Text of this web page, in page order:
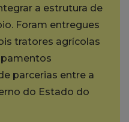
a estrutura de
Foram entregues
tratores agrícolas
parcerias entre a
do Estado do